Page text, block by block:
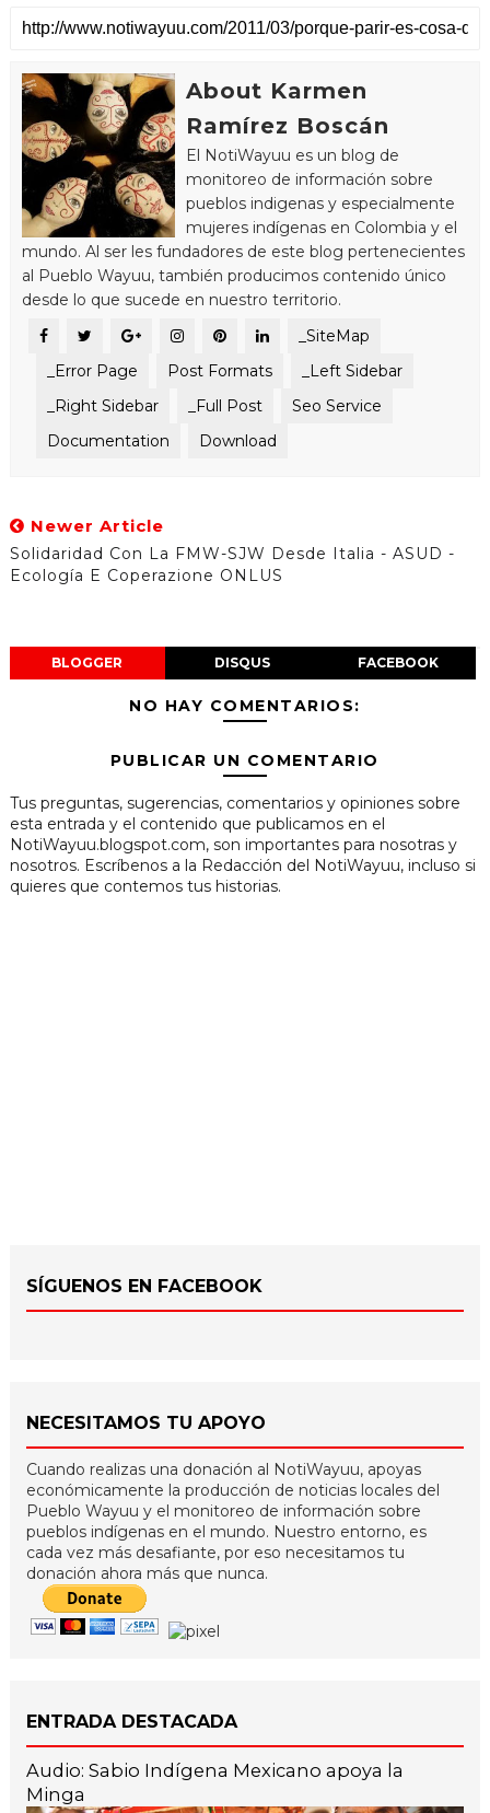
About Karmen
Ramírez Boscán
El NotiWayuu es un blog de
monitoreo de información sobre
pueblos indigenas y especialmente
mujeres indígenas en Colombia y el
mundo. Al ser les fundadores de este blog pertenecientes
al Pueblo Wayuu, también producimos contenido único
desde lo que sucede en nuestro territorio.
_SiteMap
_Error Page
Post Formats
_Left Sidebar
_Right Sidebar
_Full Post
Seo Service
Documentation
Download
Newer Article
Solidaridad Con La FMW-SJW Desde Italia - ASUD -
Ecología E Coperazione ONLUS
BLOGGER DISQUS FACEBOOK
NO HAY COMENTARIOS:
PUBLICAR UN COMENTARIO
Tus preguntas, sugerencias, comentarios y opiniones sobre
esta entrada y el contenido que publicamos en el
NotiWayuu.blogspot.com, son importantes para nosotras y
nosotros. Escríbenos a la Redacción del NotiWayuu, incluso si
quieres que contemos tus historias.
SÍGUENOS EN FACEBOOK
NECESITAMOS TU APOYO
Cuando realizas una donación al NotiWayuu, apoyas
económicamente la producción de noticias locales del
Pueblo Wayuu y el monitoreo de información sobre
pueblos indígenas en el mundo. Nuestro entorno, es
cada vez más desafiante, por eso necesitamos tu
donación ahora más que nunca.
ENTRADA DESTACADA
Audio: Sabio Indígena Mexicano apoya la
Minga